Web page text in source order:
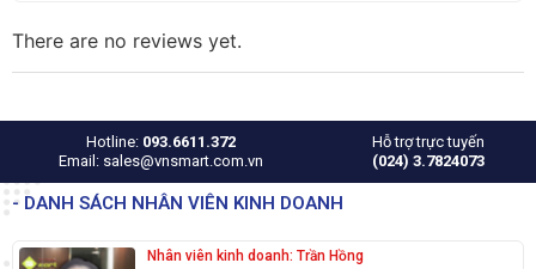
There are no reviews yet.
Hotline: 093.6611.372
Email: sales@vnsmart.com.vn
Hỗ trợ trực tuyến
(024) 3.7824073
- DANH SÁCH NHÂN VIÊN KINH DOANH
Nhân viên kinh doanh: Trần Hồng